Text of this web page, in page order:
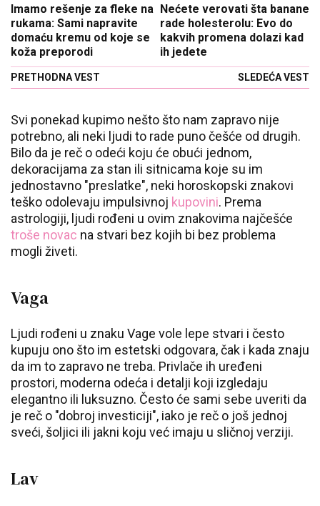
Imamo rešenje za fleke na
rukama: Sami napravite
domaću kremu od koje se
koža preporodi
PRETHODNA VEST
Nećete verovati šta banane
rade holesterolu: Evo do
kakvih promena dolazi kad
ih jedete
SLEDEĆA VEST
Svi ponekad kupimo nešto što nam zapravo nije
potrebno, ali neki ljudi to rade puno češće od drugih.
Bilo da je reč o odeći koju će obući jednom,
dekoracijama za stan ili sitnicama koje su im
jednostavno "preslatke", neki horoskopski znakovi
teško odolevaju impulsivnoj kupovini. Prema
astrologiji, ljudi rođeni u ovim znakovima najčešće
troše novac na stvari bez kojih bi bez problema
mogli živeti.
Vaga
Ljudi rođeni u znaku Vage vole lepe stvari i često
kupuju ono što im estetski odgovara, čak i kada znaju
da im to zapravo ne treba. Privlače ih uređeni
prostori, moderna odeća i detalji koji izgledaju
elegantno ili luksuzno. Često će sami sebe uveriti da
je reč o "dobroj investiciji", iako je reč o još jednoj
sveći, šoljici ili jakni koju već imaju u sličnoj verziji.
Lav